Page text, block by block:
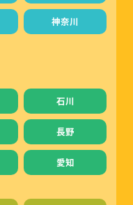
神奈川
石川
長野
愛知